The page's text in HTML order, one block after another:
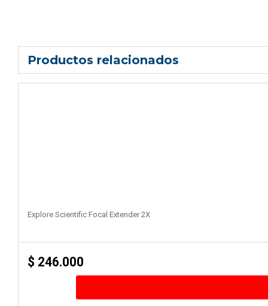
Productos relacionados
Explore Scientific Focal Extender 2X
$ 246.000